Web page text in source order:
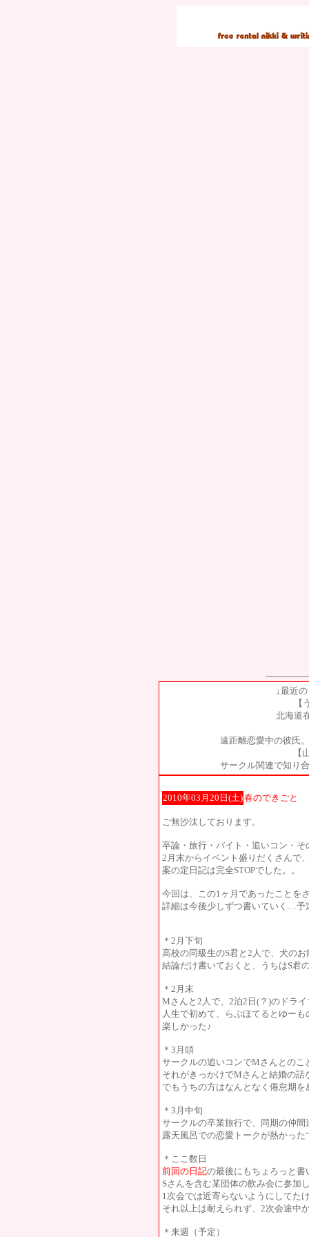
↓最近
【
北海道
遠距離恋愛中の彼氏
【
サークル関連で知り
2010年03月20日(土)春のできごと
ご無沙汰しております。
卒論・旅行・バイト・追いコン・そ
2月末からイベント盛りだくさんで
案の定日記は完全STOPでした。。
今回は、この1ヶ月であったことを
詳細は今後少しずつ書いていく…予
＊2月下旬
高校の同級生のS君と2人で、犬のお
結論だけ書いておくと、うちはS君
＊2月末
Mさんと2人で、2泊2日(？)のドラ
人生で初めて、らぶほてるとゆー
楽しかった♪
＊3月頭
サークルの追いコンでMさんとのこ
それがきっかけでMさんと結婚の話
でもうちの方はなんとなく倦怠期
＊3月中旬
サークルの卒業旅行で、同期の仲間
露天風呂での恋愛トークが熱かった
＊ここ数日
前回の日記の最後にもちょろっと書
Sさんを含む某団体の飲み会に参加
1次会では近寄らないようにしてた
それ以上は耐えられず、2次会途中
＊来週（予定）